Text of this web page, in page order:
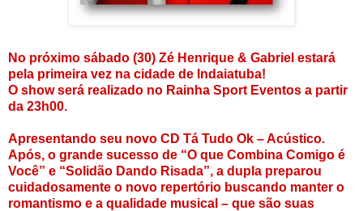
No próximo sábado (30) Zé Henrique & Gabriel estará
pela primeira vez na cidade de Indaiatuba!
O show será realizado no Rainha Sport Eventos a partir
da 23h00.
Apresentando seu novo CD Tá Tudo Ok – Acústico.
Após, o grande sucesso de “O que Combina Comigo é
Você” e “Solidão Dando Risada”, a dupla preparou
cuidadosamente o novo repertório buscando manter o
romantismo e a qualidade musical – que são suas